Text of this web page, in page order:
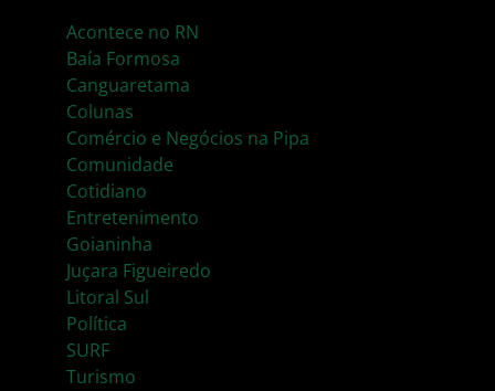
Acontece no RN
Baía Formosa
Canguaretama
Colunas
Comércio e Negócios na Pipa
Comunidade
Cotidiano
Entretenimento
Goianinha
Juçara Figueiredo
Litoral Sul
Política
SURF
Turismo